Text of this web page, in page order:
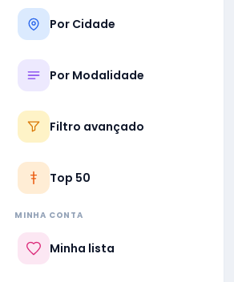
Por Cidade
Por Modalidade
Filtro avançado
Top 50
MINHA CONTA
Minha lista